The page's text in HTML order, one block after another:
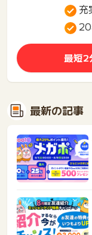
充
最短2
最新の記事